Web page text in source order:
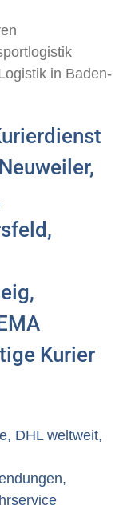
in Baden-
Kurier
DHL weltweit,